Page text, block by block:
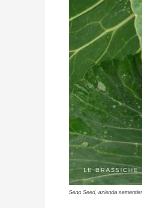
Seno Seed, azienda